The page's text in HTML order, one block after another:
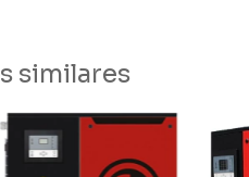
similares